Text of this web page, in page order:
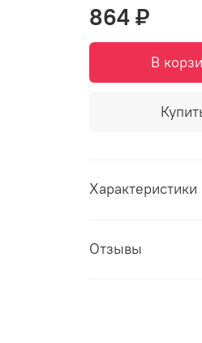
864 ₽
В
Характеристики
Отзывы